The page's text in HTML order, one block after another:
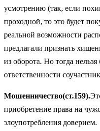
усмотрению (так, если
проходной, то это будет
реальной возможности
предлагали признать
из оборота. Но тогда нельзя
ответственности
Мошенничество(ст.159).
приобретение права на
злоупотребления